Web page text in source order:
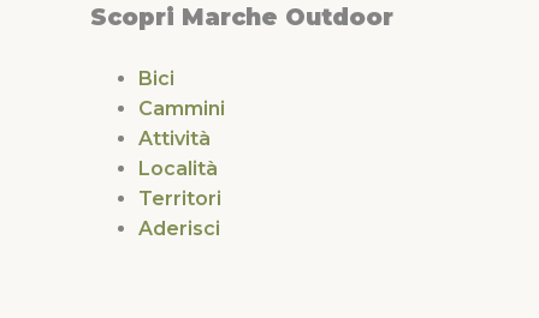
Scopri Marche Outdoor
Bici
Cammini
Attività
Località
Territori
Aderisci